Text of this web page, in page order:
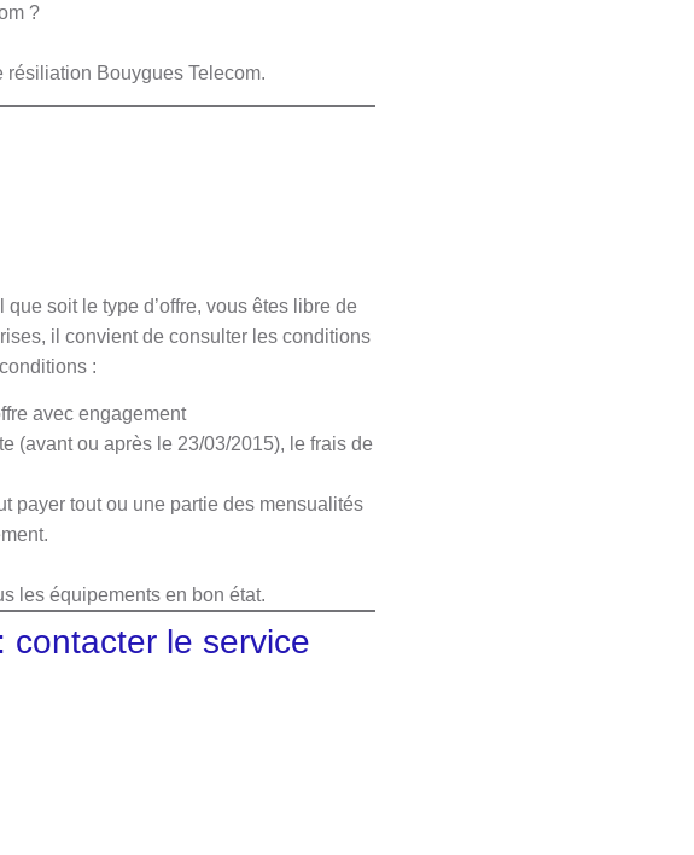
?
Bouygues Telecom.
soit le type d’offre, vous êtes libre de
il convient de consulter les conditions
:
avec engagement
(avant ou après le 23/03/2015), le frais de
payer tout ou une partie des mensualités
les équipements en bon état.
contacter le service